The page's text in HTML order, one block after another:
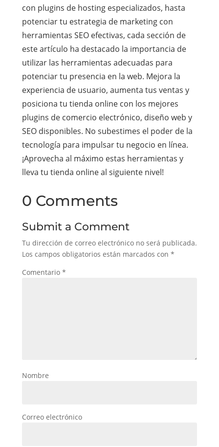
con plugins de hosting especializados, hasta
potenciar tu estrategia de marketing con
herramientas SEO efectivas, cada sección de
este artículo ha destacado la importancia de
utilizar las herramientas adecuadas para
potenciar tu presencia en la web. Mejora la
experiencia de usuario, aumenta tus ventas y
posiciona tu tienda online con los mejores
plugins de comercio electrónico, diseño web y
SEO disponibles. No subestimes el poder de la
tecnología para impulsar tu negocio en línea.
¡Aprovecha al máximo estas herramientas y
lleva tu tienda online al siguiente nivel!
0 Comments
Submit a Comment
Tu dirección de correo electrónico no será publicada.
Los campos obligatorios están marcados con *
Comentario *
Nombre
Correo electrónico